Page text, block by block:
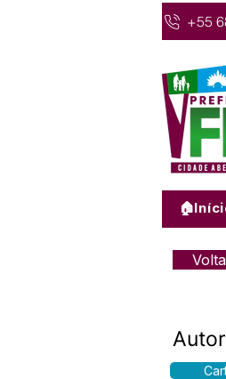
+55